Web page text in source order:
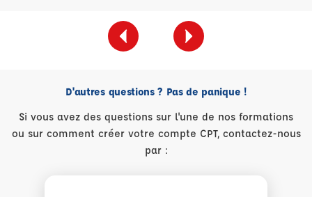
D'autres questions ? Pas de panique !
Si vous avez des questions sur l'une de nos formations
ou sur comment créer votre compte CPT, contactez-nous
par :